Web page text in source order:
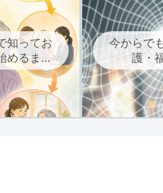
知ってお
めるまで
今からで
護・